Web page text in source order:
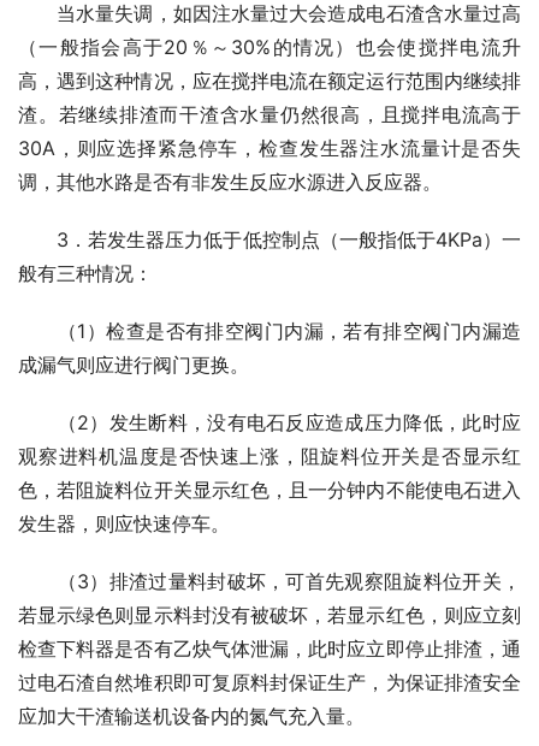
当水量失调，如因注水量过大会造成电石渣含水量过高
（一般指会高于20％～30%的情况）也会使搅拌电流升
高，遇到这种情况，应在搅拌电流在额定运行范围内继续排
渣。若继续排渣而干渣含水量仍然很高，且搅拌电流高于
30A，则应选择紧急停车，检查发生器注水流量计是否失
调，其他水路是否有非发生反应水源进入反应器。
3．若发生器压力低于低控制点（一般指低于4KPa）一
般有三种情况：
（1）检查是否有排空阀门内漏，若有排空阀门内漏造
成漏气则应进行阀门更换。
（2）发生断料，没有电石反应造成压力降低，此时应
观察进料机温度是否快速上涨，阻旋料位开关是否显示红
色，若阻旋料位开关显示红色，且一分钟内不能使电石进入
发生器，则应快速停车。
（3）排渣过量料封破坏，可首先观察阻旋料位开关，
若显示绿色则显示料封没有被破坏，若显示红色，则应立刻
检查下料器是否有乙炔气体泄漏，此时应立即停止排渣，通
过电石渣自然堆积即可复原料封保证生产，为保证排渣安全
应加大干渣输送机设备内的氮气充入量。